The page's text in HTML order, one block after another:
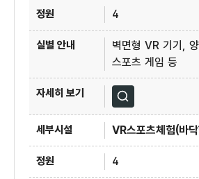
4
벽면형 VR 기기,
스포츠 게임 등
자세히보기
VR스포츠체험(바
4